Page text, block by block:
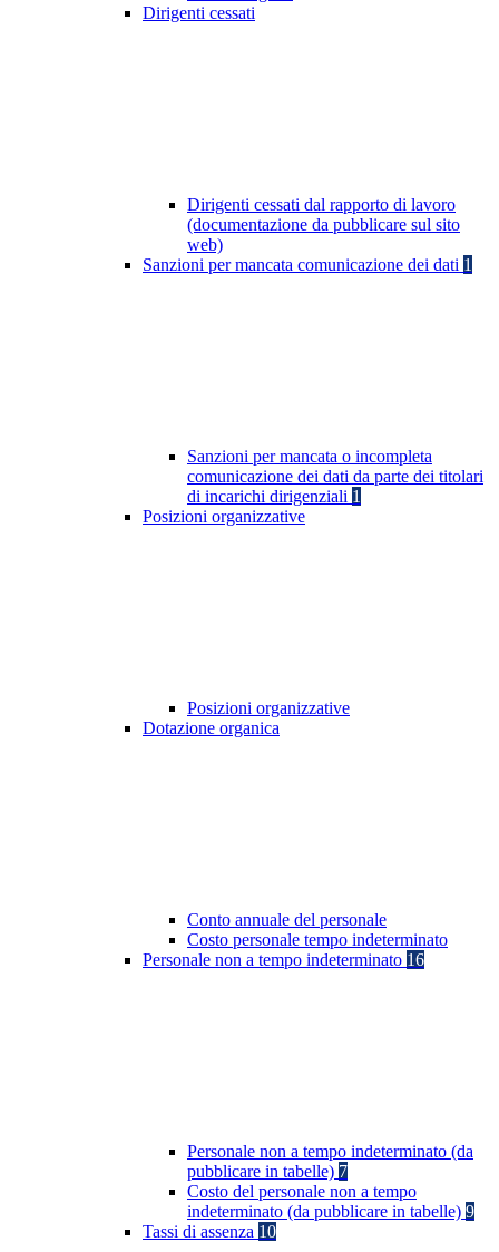
Dirigenti cessati
Dirigenti cessati dal rapporto di lavoro
(documentazione da pubblicare sul sito
web)
Sanzioni per mancata comunicazione dei dati 1
Sanzioni per mancata o incompleta
comunicazione dei dati da parte dei titolari
di incarichi dirigenziali 1
Posizioni organizzative
Posizioni organizzative
Dotazione organica
Conto annuale del personale
Costo personale tempo indeterminato
Personale non a tempo indeterminato 16
Personale non a tempo indeterminato (da
pubblicare in tabelle) 7
Costo del personale non a tempo
indeterminato (da pubblicare in tabelle) 9
Tassi di assenza 10